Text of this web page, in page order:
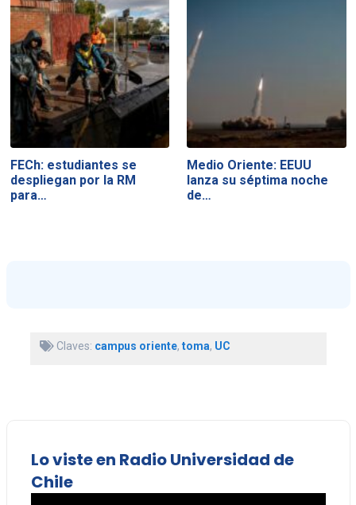
FECh: estudiantes se
despliegan por la RM
para…
Medio Oriente: EEUU
lanza su séptima noche
de…
Claves: campus oriente, toma, UC
Lo viste en Radio Universidad de
Chile